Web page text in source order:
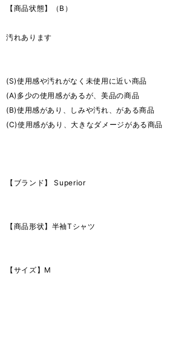
【商品状態】（B）
汚れあります
(S)使用感や汚れがなく未使用に近い商品
(A)多少の使用感があるが、美品の商品
(B)使用感があり、しみや汚れ、がある商品
(C)使用感があり、大きなダメージがある商品
【ブランド】 Superior
【商品形状】半袖Tシャツ
【サイズ】M